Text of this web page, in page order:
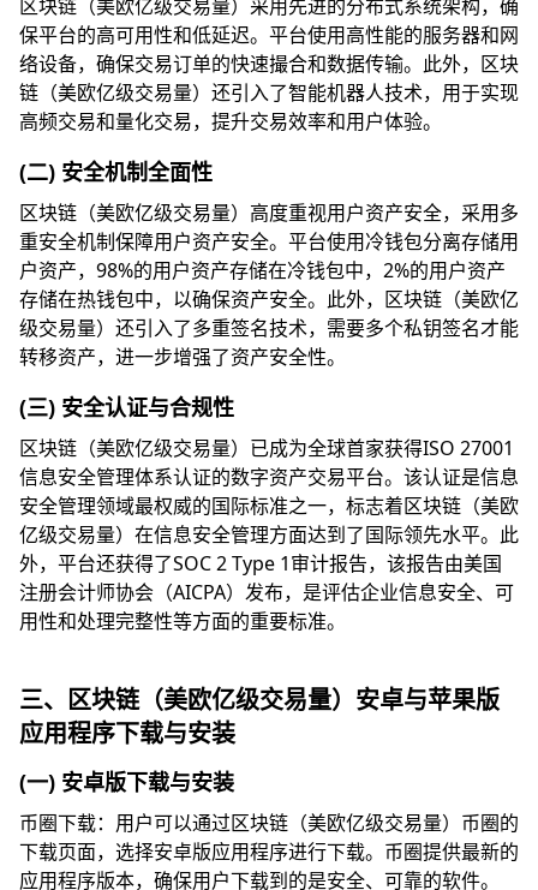
区块链（美欧亿级交易量）采用先进的分布式系统架构，确
保平台的高可用性和低延迟。平台使用高性能的服务器和网
络设备，确保交易订单的快速撮合和数据传输。此外，区块
链（美欧亿级交易量）还引入了智能机器人技术，用于实现
高频交易和量化交易，提升交易效率和用户体验。
(二) 安全机制全面性
区块链（美欧亿级交易量）高度重视用户资产安全，采用多
重安全机制保障用户资产安全。平台使用冷钱包分离存储用
户资产，98%的用户资产存储在冷钱包中，2%的用户资产
存储在热钱包中，以确保资产安全。此外，区块链（美欧亿
级交易量）还引入了多重签名技术，需要多个私钥签名才能
转移资产，进一步增强了资产安全性。
(三) 安全认证与合规性
区块链（美欧亿级交易量）已成为全球首家获得ISO 27001
信息安全管理体系认证的数字资产交易平台。该认证是信息
安全管理领域最权威的国际标准之一，标志着区块链（美欧
亿级交易量）在信息安全管理方面达到了国际领先水平。此
外，平台还获得了SOC 2 Type 1审计报告，该报告由美国
注册会计师协会（AICPA）发布，是评估企业信息安全、可
用性和处理完整性等方面的重要标准。
三、区块链（美欧亿级交易量）安卓与苹果版
应用程序下载与安装
(一) 安卓版下载与安装
币圈下载：用户可以通过区块链（美欧亿级交易量）币圈的
下载页面，选择安卓版应用程序进行下载。币圈提供最新的
应用程序版本，确保用户下载到的是安全、可靠的软件。